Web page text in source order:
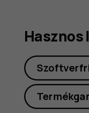
Hasznos